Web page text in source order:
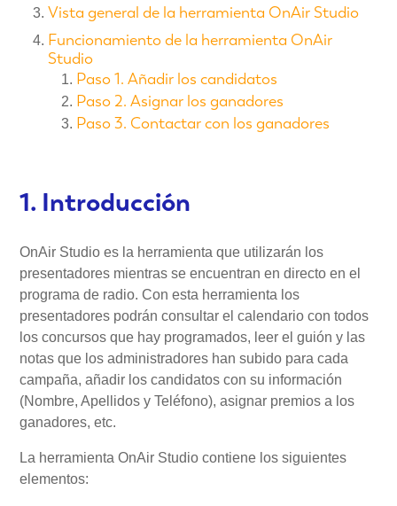
Vista general de la herramienta OnAir Studio
Funcionamiento de la herramienta OnAir
Studio
Paso 1. Añadir los candidatos
Paso 2. Asignar los ganadores
Paso 3. Contactar con los ganadores
1. Introducción
OnAir Studio es la herramienta que utilizarán los
presentadores mientras se encuentran en directo en el
programa de radio. Con esta herramienta los
presentadores podrán consultar el calendario con todos
los concursos que hay programados, leer el guión y las
notas que los administradores han subido para cada
campaña, añadir los candidatos con su información
(Nombre, Apellidos y Teléfono), asignar premios a los
ganadores, etc.
La herramienta OnAir Studio contiene los siguientes
elementos: